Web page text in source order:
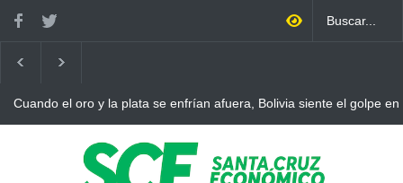
Cuando el oro y la plata se enfrían afuera, Bolivia siente el golpe en